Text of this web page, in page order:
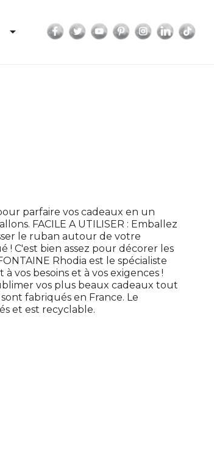
 Facebook
TwitterYouTubePinterestInstagram
parfaire vos cadeaux en un
FACILE A UTILISER : Emballez
le ruban autour de votre
! C'est bien assez pour décorer les
Rhodia est le spécialiste
vos besoins et à vos exigences !
vos plus beaux cadeaux tout
fabriqués en France. Le
et est recyclable.